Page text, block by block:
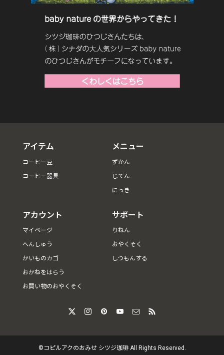
アイテム
コーヒー豆
コーヒー器具
メニュー
ずかん
じてん
にっき
アカウント
マイページ
へんしゅう
かいものカゴ
おかねをはらう
お買い物のおやくそく
サポート
りねん
おやくそく
しつもんする
©️コピルアクのおみせ シツジ珈琲 All Rights Reserved.